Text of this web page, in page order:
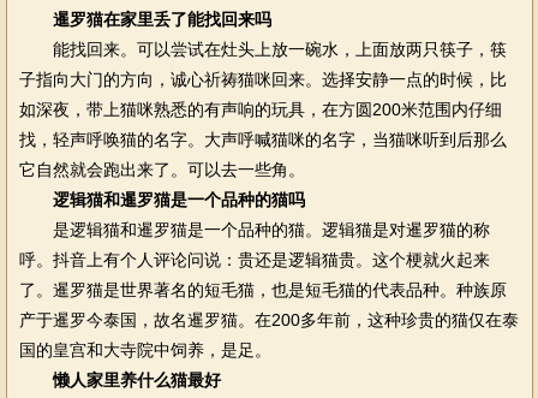
暹罗猫在家里丢了能找回来吗
能找回来。可以尝试在灶头上放一碗水，上面放两只筷子，筷
子指向大门的方向，诚心祈祷猫咪回来。选择安静一点的时候，比
如深夜，带上猫咪熟悉的有声响的玩具，在方圆200米范围内仔细
找，轻声呼唤猫的名字。大声呼喊猫咪的名字，当猫咪听到后那么
它自然就会跑出来了。可以去一些角。
逻辑猫和暹罗猫是一个品种的猫吗
是逻辑猫和暹罗猫是一个品种的猫。逻辑猫是对暹罗猫的称
呼。抖音上有个人评论问说：贵还是逻辑猫贵。这个梗就火起来
了。暹罗猫是世界著名的短毛猫，也是短毛猫的代表品种。种族原
产于暹罗今泰国，故名暹罗猫。在200多年前，这种珍贵的猫仅在泰
国的皇宫和大寺院中饲养，是足。
懒人家里养什么猫最好